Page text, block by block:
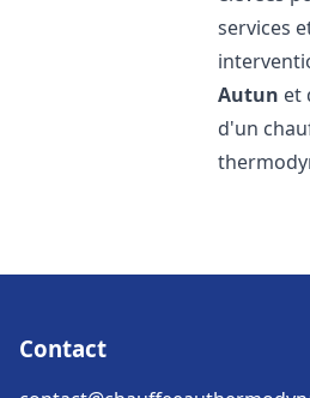
services
Autun et
d'un
Contact